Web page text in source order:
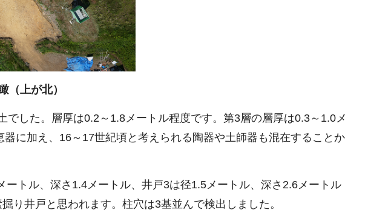
（上が北）
した。層厚は0.2～1.8メートル程度です。第3層の層厚は0.3～1.0メ
に加え、16～17世紀頃と考えられる陶器や土師器も混在することか
トル、深さ1.4メートル、井戸3は径1.5メートル、深さ2.6メートル
り井戸と思われます。柱穴は3基並んで検出しました。